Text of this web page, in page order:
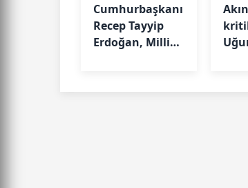
Cumhurbaşkanı
Recep Tayyip
Erdoğan, Milli